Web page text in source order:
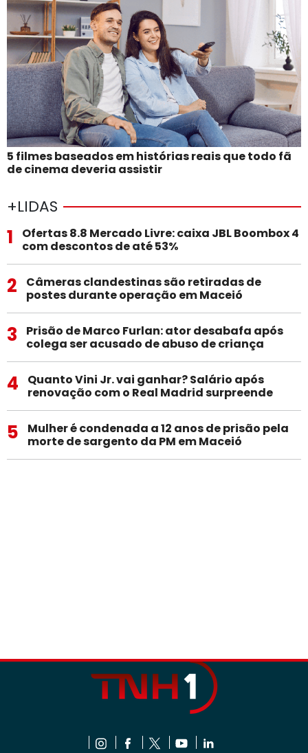
5 filmes baseados em histórias reais que todo fã
de cinema deveria assistir
+LIDAS
1
Ofertas 8.8 Mercado Livre: caixa JBL Boombox 4
com descontos de até 53%
2
Câmeras clandestinas são retiradas de
postes durante operação em Maceió
3
Prisão de Marco Furlan: ator desabafa após
colega ser acusado de abuso de criança
4
Quanto Vini Jr. vai ganhar? Salário após
renovação com o Real Madrid surpreende
5
Mulher é condenada a 12 anos de prisão pela
morte de sargento da PM em Maceió